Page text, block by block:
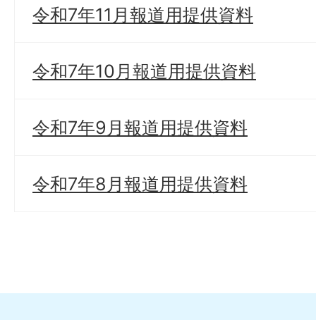
令和7年11月報道用提供資料
令和7年10月報道用提供資料
令和7年9月報道用提供資料
令和7年8月報道用提供資料